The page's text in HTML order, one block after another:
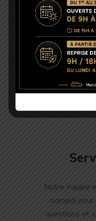
Nous trouvons le
soit la marque,
Notre équipe
samedi
questions et